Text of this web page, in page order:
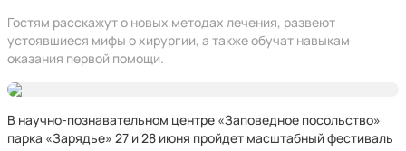
Гостям расскажут о новых методах лечения, развеют
устоявшиеся мифы о хирургии, а также обучат навыкам
оказания первой помощи.
В научно-познавательном центре «Заповедное посольство»
парка «Зарядье» 27 и 28 июня пройдет масштабный фестиваль